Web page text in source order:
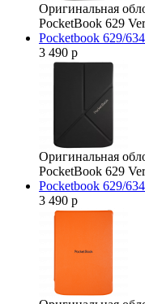
Оригинальная
PocketBook 629
Pocketbook 629/
3 490 р
Оригинальная
PocketBook 629
Pocketbook 629/
3 490 р